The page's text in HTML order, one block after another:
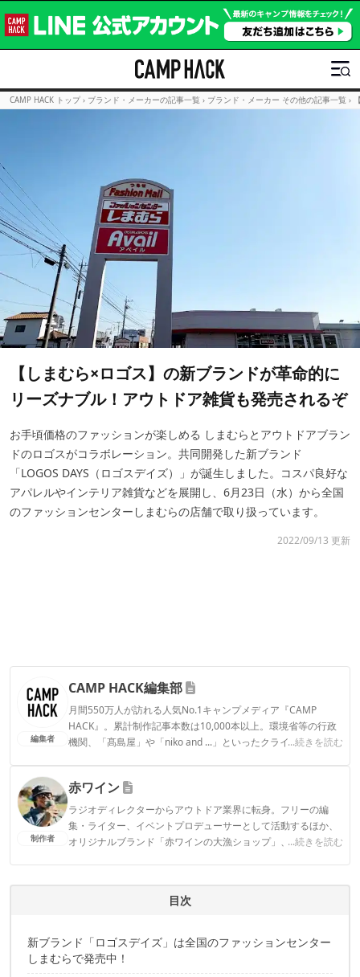
CAMP HACK トップ › ブランド・メーカーの記事一覧 › ブランド・メーカー その他の記事一覧 ›
【しまむら×ロゴス】の新ブランドが革命的に
リーズナブル！アウトドア雑貨も発売されるぞ
お手頃価格のファッションが楽しめる しまむらとアウトドアブラン
ドのロゴスがコラボレーション。共同開発した新ブランド
「LOGOS DAYS（ロゴスデイズ）」が誕生しました。コスパ良好な
アパレルやインテリア雑貨などを展開し、6月23日（水）から全国
のファッションセンターしまむらの店舗で取り扱っています。
2022/09/13 更新
編集者
CAMP HACK編集部
月間550万人が訪れる人気No.1キャンプメディア『CAMP
HACK』。累計制作記事本数は10,000本以上。環境省等の行政
機関、「髙島屋」や「niko and ...」といったクライアントとの
...続きを読む
CAMP HACK編集部のプロフィール
制作者
赤ワイン
ラジオディレクターからアウトドア業界に転身。フリーの編
集・ライター、イベントプロデューサーとして活動するほか、
オリジナルブランド「赤ワインの大漁ショップ」、「Good
...続きを読む
赤ワインのプロフィール
目次
新ブランド「ロゴスデイズ」は全国のファッションセンター
しまむらで発売中！